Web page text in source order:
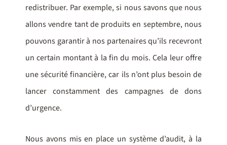
redistribuer. Par exemple, si nous savons que nous
allons vendre tant de produits en septembre, nous
pouvons garantir à nos partenaires qu’ils recevront
un certain montant à la fin du mois. Cela leur offre
une sécurité financière, car ils n’ont plus besoin de
lancer constamment des campagnes de dons
d’urgence.
Nous avons mis en place un système d’audit, à la